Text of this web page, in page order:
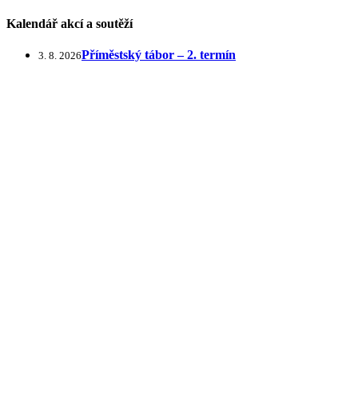
Kalendář akcí a soutěží
3. 8. 2026Příměstský tábor – 2. termín